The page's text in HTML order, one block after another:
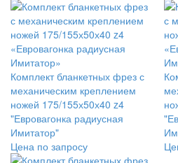
Комплект бланкетных фрез с
механическим креплением
ножей 175/155х50х40 z4
"Евровагонка радиусная
Имитатор"
Цена по запросу